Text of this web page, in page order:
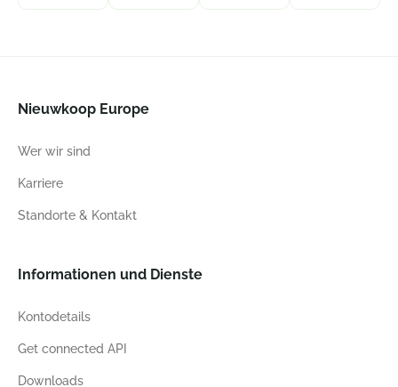
Nieuwkoop Europe
Wer wir sind
Karriere
Standorte & Kontakt
Informationen und Dienste
Kontodetails
Get connected API
Downloads